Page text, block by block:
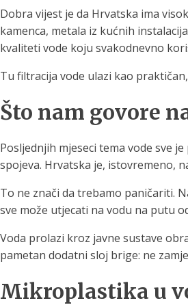
Dobra vijest je da Hrvatska ima
kamenca, metala iz kućnih
kvaliteti vode koju svakodnevno
Tu filtracija vode ulazi kao
Što nam govore
Posljednjih mjeseci tema vode sve
spojeva. Hrvatska je, istovremeno,
To ne znači da trebamo paničariti.
sve može utjecati na vodu na putu
Voda prolazi kroz javne sustave
pametan dodatni sloj brige: ne
Mikroplastika u